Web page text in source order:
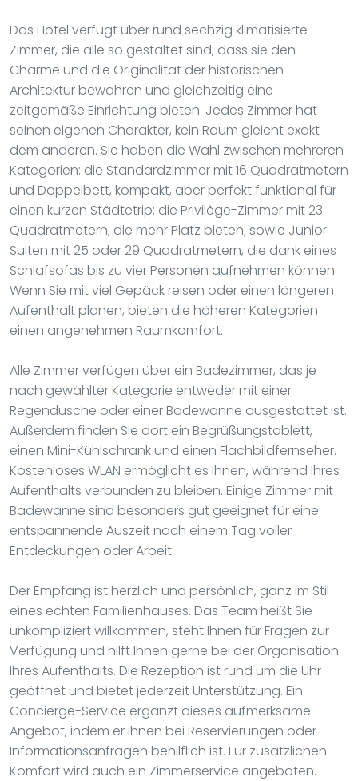
Das Hotel verfügt über rund sechzig klimatisierte
Zimmer, die alle so gestaltet sind, dass sie den
Charme und die Originalität der historischen
Architektur bewahren und gleichzeitig eine
zeitgemäße Einrichtung bieten. Jedes Zimmer hat
seinen eigenen Charakter, kein Raum gleicht exakt
dem anderen. Sie haben die Wahl zwischen mehreren
Kategorien: die Standardzimmer mit 16 Quadratmetern
und Doppelbett, kompakt, aber perfekt funktional für
einen kurzen Städtetrip; die Privilège-Zimmer mit 23
Quadratmetern, die mehr Platz bieten; sowie Junior
Suiten mit 25 oder 29 Quadratmetern, die dank eines
Schlafsofas bis zu vier Personen aufnehmen können.
Wenn Sie mit viel Gepäck reisen oder einen längeren
Aufenthalt planen, bieten die höheren Kategorien
einen angenehmen Raumkomfort.
Alle Zimmer verfügen über ein Badezimmer, das je
nach gewählter Kategorie entweder mit einer
Regendusche oder einer Badewanne ausgestattet ist.
Außerdem finden Sie dort ein Begrüßungstablett,
einen Mini-Kühlschrank und einen Flachbildfernseher.
Kostenloses WLAN ermöglicht es Ihnen, während Ihres
Aufenthalts verbunden zu bleiben. Einige Zimmer mit
Badewanne sind besonders gut geeignet für eine
entspannende Auszeit nach einem Tag voller
Entdeckungen oder Arbeit.
Der Empfang ist herzlich und persönlich, ganz im Stil
eines echten Familienhauses. Das Team heißt Sie
unkompliziert willkommen, steht Ihnen für Fragen zur
Verfügung und hilft Ihnen gerne bei der Organisation
Ihres Aufenthalts. Die Rezeption ist rund um die Uhr
geöffnet und bietet jederzeit Unterstützung. Ein
Concierge-Service ergänzt dieses aufmerksame
Angebot, indem er Ihnen bei Reservierungen oder
Informationsanfragen behilflich ist. Für zusätzlichen
Komfort wird auch ein Zimmerservice angeboten.